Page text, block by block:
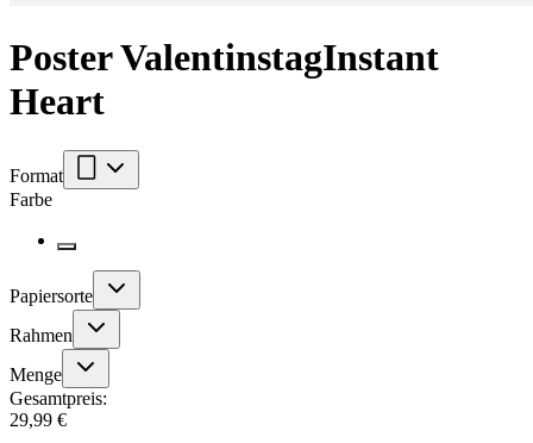
Poster ValentinstagInstant
Heart
Format
Farbe
Papiersorte
Rahmen
Menge
Gesamtpreis:
29,99 €